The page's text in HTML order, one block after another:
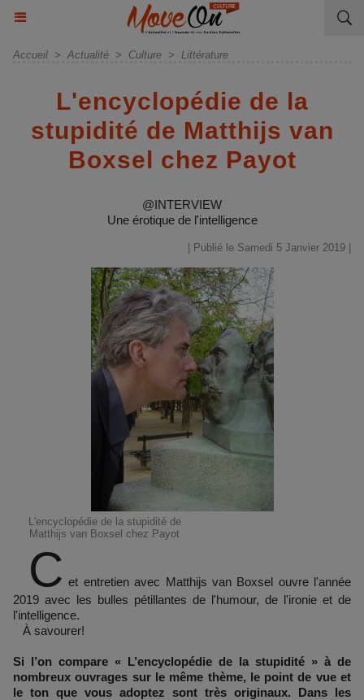
Accueil > Actualité > Culture > Littérature
L'encyclopédie de la
stupidité de Matthijs van
Boxsel chez Payot
@INTERVIEW
Une érotique de l'intelligence
| Publié le Samedi 5 Janvier 2019 |
L'encyclopédie de la stupidité de
Matthijs van Boxsel chez Payot
C et entretien avec Matthijs van Boxsel ouvre l'année
2019 avec les bulles pétillantes de l'humour, de l'ironie et de
l'intelligence.
À savourer!
Si l’on compare « L’encyclopédie de la stupidité » à de
nombreux ouvrages sur le même thème, le point de vue et
le ton que vous adoptez sont très originaux. Dans les